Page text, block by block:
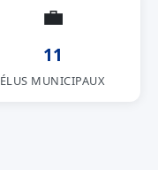
💼
11
ÉLUS MUNICIPAUX